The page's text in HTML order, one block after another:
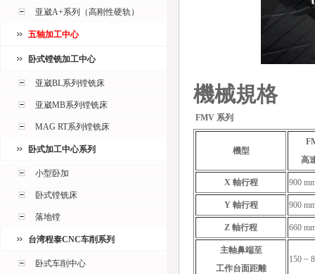
亚崴A+系列（高刚性硬轨）
五轴加工中心
卧式镗铣加工中心
亚崴BL系列镗铣床
亚崴MB系列镗铣床
MAG RT系列镗铣床
卧式加工中心系列
小型卧加
卧式镗铣床
落地镗
台湾程泰CNC车削系列
卧式车削中心
機械規格
FMV 系列
機型
高
X 軸行程 900
Y 軸行程 900
Z 軸行程 660
主軸鼻端至
工作台面距離
150 ~